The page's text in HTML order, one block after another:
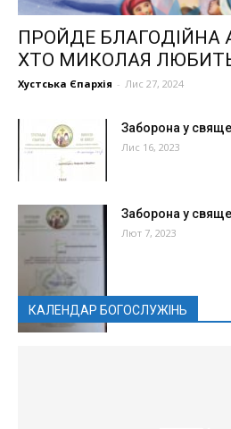
ПРОЙДЕ БЛАГОДІЙНА
ХТО МИКОЛАЯ
Хустська Єпархія - Лис 27, 2024
Заборона у
Лис 16, 2023
Заборона у
Лют 7, 2023
КАЛЕНДАР БОГОСЛУЖІНЬ